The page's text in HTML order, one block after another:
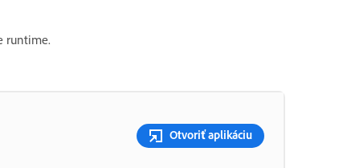
runtime.
Otvoriť aplikáciu